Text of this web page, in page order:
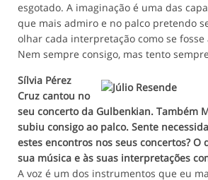
esgotado. A imaginação é uma das
que mais admiro e no palco pretendo
olhar cada interpretação como se
Nem sempre consigo, mas tento
Sílvia Pérez
Cruz cantou no
seu concerto da Gulbenkian. Também
subiu consigo ao palco. Sente
estes encontros nos seus concertos?
sua música e às suas interpretações
A voz é um dos instrumentos que eu